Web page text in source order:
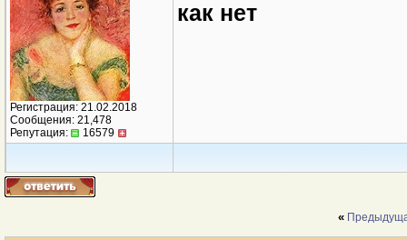
Регистрация: 21.02.2018
Сообщения: 21,478
Репутация:
16579
как нет
«